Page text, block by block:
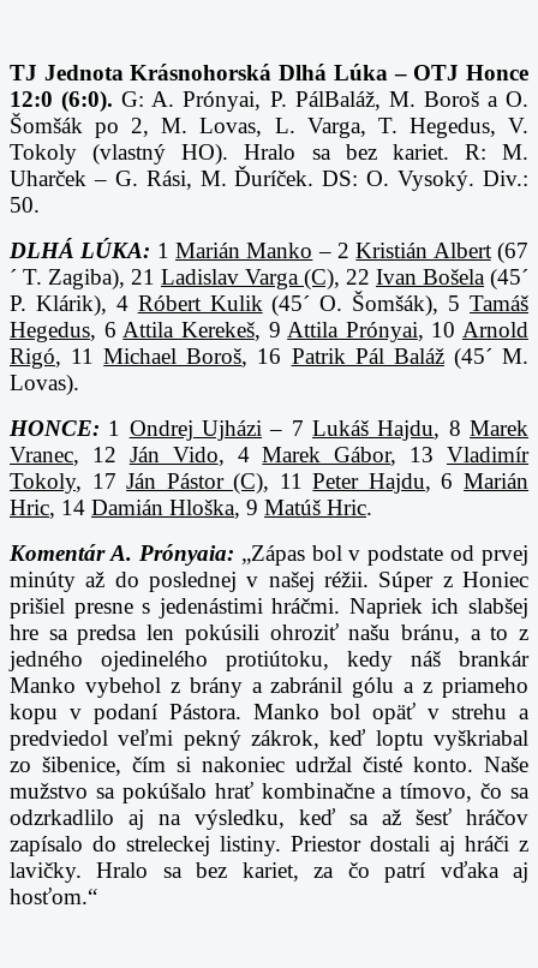
TJ Jednota Krásnohorská Dlhá Lúka – OTJ Honce
12:0 (6:0). G: A. Prónyai, P. PálBaláž, M. Boroš a O.
Šomšák po 2, M. Lovas, L. Varga, T. Hegedus, V.
Tokoly (vlastný HO). Hralo sa bez kariet. R: M.
Uharček – G. Rási, M. Ďuríček. DS: O. Vysoký. Div.:
50.
DLHÁ LÚKA: 1Marián Manko – 2Kristián Albert(67
´ T. Zagiba), 21 Ladislav Varga (C), 22 Ivan Bošela (45´
P. Klárik), 4 Róbert Kulik (45´ O. Šomšák), 5Tamáš
Hegedus, 6 Attila Kerekeš, 9 Attila Prónyai, 10 Arnold
Rigó, 11Michael Boroš, 16 Patrik Pál Baláž(45´ M.
Lovas).
HONCE: 1 Ondrej Ujházi – 7Lukáš Hajdu, 8Marek
Vranec, 12 Ján Vido, 4Marek Gábor, 13 Vladimír
Tokoly, 17Ján Pástor (C), 11Peter Hajdu, 6Marián
Hric, 14 Damián Hloška, 9 Matúš Hric.
Komentár A. Prónyaia: „Zápas bol v podstate od prvej
minúty až do poslednej v našej réžii. Súper z Honiec
prišiel presne s jedenástimi hráčmi. Napriek ich slabšej
hre sa predsa len pokúsili ohroziť našu bránu, a to z
jedného ojedinelého protiútoku, kedy náš brankár
Manko vybehol z brány a zabránil gólu a z priameho
kopu v podaní Pástora. Manko bol opäť v strehu a
predviedol veľmi pekný zákrok, keď loptu vyškriabal
zo šibenice, čím si nakoniec udržal čisté konto. Naše
mužstvo sa pokúšalo hrať kombinačne a tímovo, čo sa
odzrkadlilo aj na výsledku, keď sa až šesť hráčov
zapísalo do streleckej listiny. Priestor dostali aj hráči z
lavičky. Hralo sa bez kariet, za čo patrí vďaka aj
hosťom.“